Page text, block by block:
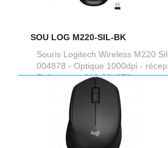
SOU LOG M220-SIL-BK
Souris Logitech Wireless M220
004878 - Optique 1000dpi -
Reference :910-004878